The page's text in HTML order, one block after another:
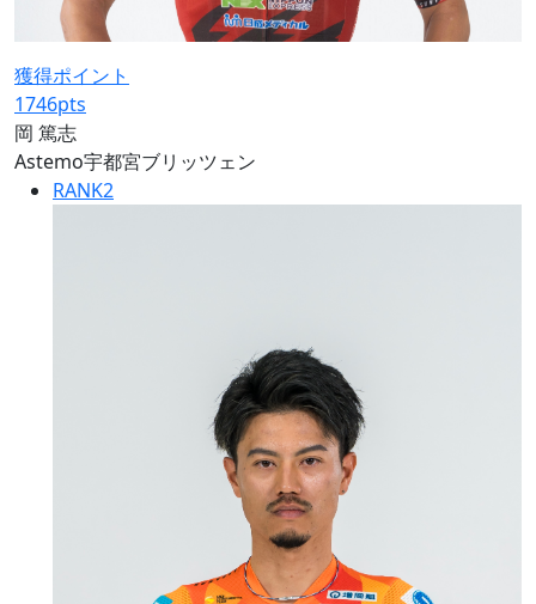
獲得ポイント
1746pts
岡 篤志
Astemo宇都宮ブリッツェン
RANK2